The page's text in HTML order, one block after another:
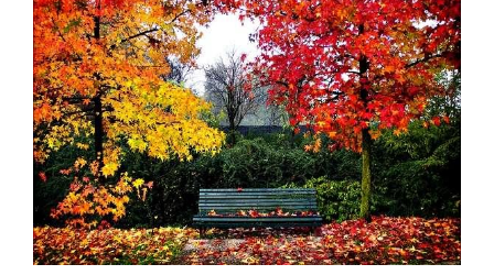
Ver
imagen
más
grande